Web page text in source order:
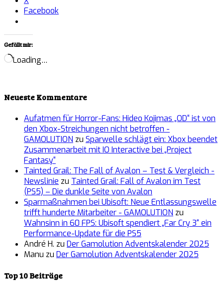
Facebook
Gefällt mir:
Loading…
Neueste Kommentare
Aufatmen für Horror-Fans: Hideo Kojimas „OD“ ist von
den Xbox-Streichungen nicht betroffen -
GAMOLUTION zu Sparwelle schlägt ein: Xbox beendet
Zusammenarbeit mit IO Interactive bei „Project
Fantasy“
Tainted Grail: The Fall of Avalon – Test & Vergleich -
Newslinie zu Tainted Grail: Fall of Avalon im Test
(PS5) – Die dunkle Seite von Avalon
Sparmaßnahmen bei Ubisoft: Neue Entlassungswelle
trifft hunderte Mitarbeiter - GAMOLUTION zu
Wahnsinn in 60 FPS: Ubisoft spendiert „Far Cry 3“ ein
Performance-Update für die PS5
André H. zu Der Gamolution Adventskalender 2025
Manu zu Der Gamolution Adventskalender 2025
Top 10 Beiträge